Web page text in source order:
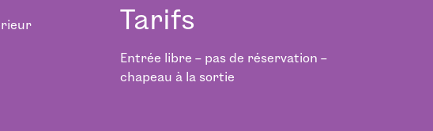
Tarifs
Entrée libre – pas de réservation –
chapeau à la sortie